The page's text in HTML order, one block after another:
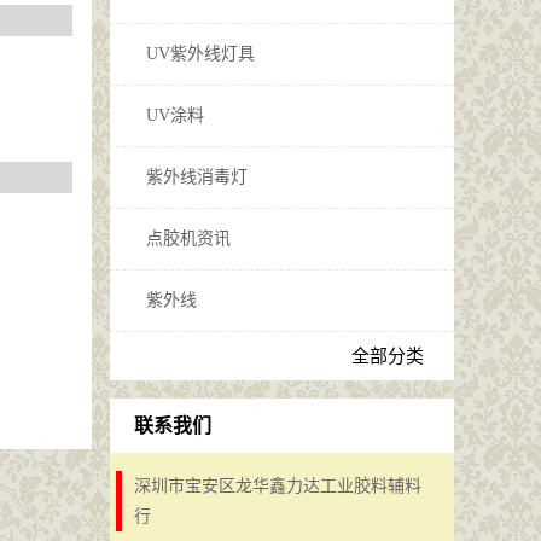
UV紫外线灯具
UV涂料
紫外线消毒灯
点胶机资讯
紫外线
全部分类
联系我们
深圳市宝安区龙华鑫力达工业胶料辅料
行